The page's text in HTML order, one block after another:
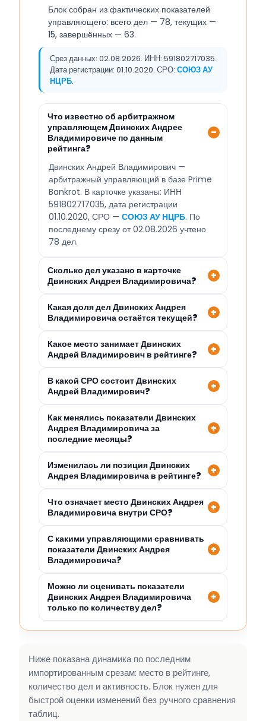
Блок собран из фактических показателей
управляющего: всего дел — 78, текущих —
15, завершённых — 63.
Срез данных: 02.08.2026. ИНН: 591802717035.
Дата регистрации: 01.10.2020. СРО: СОЮЗ АУ
НЦРБ.
Что известно об арбитражном
управляющем Двинских Андрее
Владимировиче по данным
рейтинга?
Двинских Андрей Владимирович —
арбитражный управляющий в базе Prime
Bankrot. В карточке указаны: ИНН
591802717035, дата регистрации
01.10.2020, СРО — СОЮЗ АУ НЦРБ. По
последнему срезу от 02.08.2026 учтено
78 дел.
Сколько дел указано в карточке
Двинских Андрея Владимировича?
Какая доля дел Двинских Андрея
Владимировича остаётся текущей?
Какое место занимает Двинских
Андрей Владимирович в рейтинге?
В какой СРО состоит Двинских
Андрей Владимирович?
Как менялись показатели Двинских
Андрея Владимировича за
последние месяцы?
Изменилась ли позиция Двинских
Андрея Владимировича в рейтинге?
Что означает место Двинских Андрея
Владимировича внутри СРО?
С какими управляющими сравнивать
показатели Двинских Андрея
Владимировича?
Можно ли оценивать показатели
Двинских Андрея Владимировича
только по количеству дел?
Ниже показана динамика по последним
импортированным срезам: место в рейтинге,
количество дел и активность. Блок нужен для
быстрой оценки изменений без ручного сравнения
таблиц.